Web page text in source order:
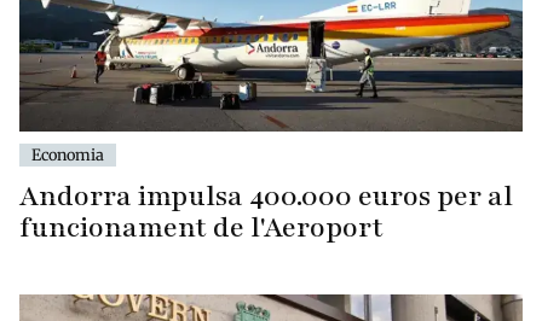
Economia
Andorra impulsa 400.000 euros per al
funcionament de l'Aeroport